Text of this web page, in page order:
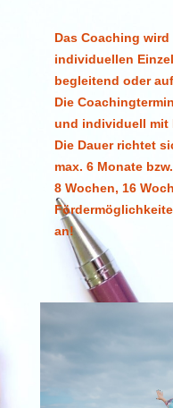
Das Coaching
individuellen
begleitend oder
Die
und individuell mit
Die Dauer richtet
max. 6 Monate bzw.
8 Wochen, 16
an!